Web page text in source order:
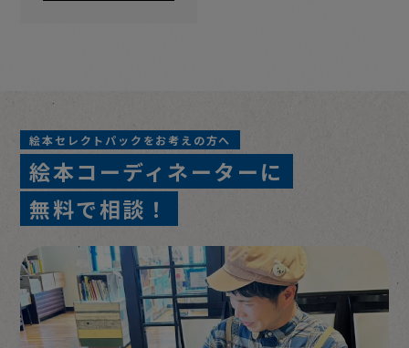
絵本セレクトパックをお考えの方へ
絵本コーディネーターに
無料で相談！